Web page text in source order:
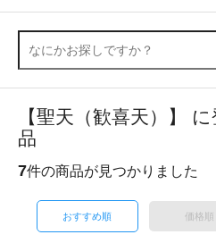
【聖天（歓喜天）】
品
7件の商品が見つかりました
おすすめ順 価格順